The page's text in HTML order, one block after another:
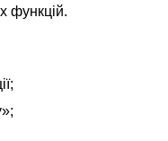
функцій.